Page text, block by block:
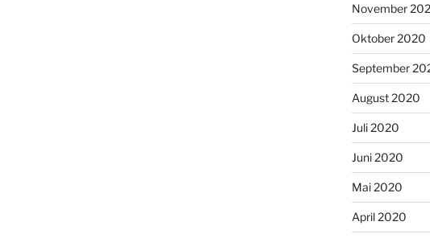
November
Oktober 2020
September
August 2020
Juli 2020
Juni 2020
Mai 2020
April 2020